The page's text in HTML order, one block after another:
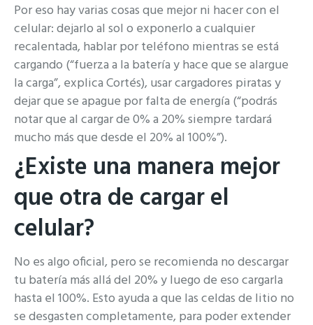
Por eso hay varias cosas que mejor ni hacer con el
celular: dejarlo al sol o exponerlo a cualquier
recalentada, hablar por teléfono mientras se está
cargando (“fuerza a la batería y hace que se alargue
la carga”, explica Cortés), usar cargadores piratas y
dejar que se apague por falta de energía (“podrás
notar que al cargar de 0% a 20% siempre tardará
mucho más que desde el 20% al 100%”).
¿Existe una manera mejor
que otra de cargar el
celular?
No es algo oficial, pero se recomienda no descargar
tu batería más allá del 20% y luego de eso cargarla
hasta el 100%. Esto ayuda a que las celdas de litio no
se desgasten completamente, para poder extender